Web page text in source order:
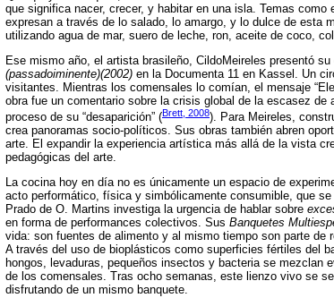
que significa nacer, crecer, y habitar en una isla. Temas
expresan a través de lo salado, lo amargo, y lo dulce de esta
utilizando agua de mar, suero de leche, ron, aceite de coco,
Ese mismo año, el artista brasileño, CildoMeireles presentó su
(passadoiminente)(2002) en la Documenta 11 en Kassel. Un
visitantes. Mientras los comensales lo comían, el mensaje
obra fue un comentario sobre la crisis global de la escasez
proceso de su “desaparición” (Brett, 2008). Para Meireles,
crea panoramas socio-políticos. Sus obras también abren
arte. El expandir la experiencia artística más allá de la vista
pedagógicas del arte.
La cocina hoy en día no es únicamente un espacio de
acto performático, física y simbólicamente consumible, que
Prado de O. Martins investiga la urgencia de hablar sobre
en forma de performances colectivos. Sus Banquetes
vida: son fuentes de alimento y al mismo tiempo son parte de
A través del uso de bioplásticos como superficies fértiles del
hongos, levaduras, pequeños insectos y bacteria se mezclan
de los comensales. Tras ocho semanas, este lienzo vivo se
disfrutando de un mismo banquete.